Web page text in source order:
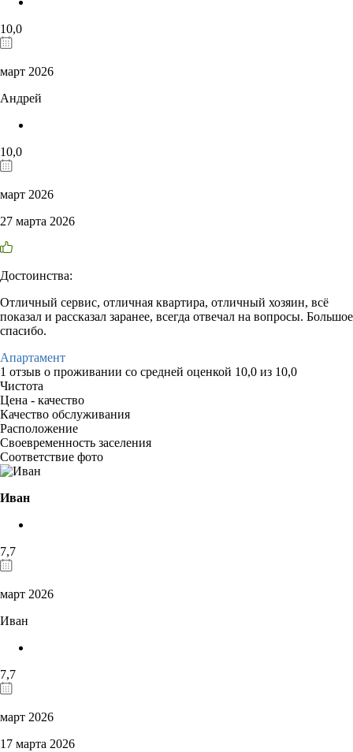
10,0
март 2026
Андрей
10,0
март 2026
27 марта 2026
Достоинства:
Отличный сервис, отличная квартира, отличный хозяин, всё
показал и рассказал заранее, всегда отвечал на вопросы. Большое
спасибо.
Апартамент
1 отзыв о проживании со средней оценкой 10,0 из 10,0
Чистота
Цена - качество
Качество обслуживания
Расположение
Своевременность заселения
Соответствие фото
Иван
7,7
март 2026
Иван
7,7
март 2026
17 марта 2026